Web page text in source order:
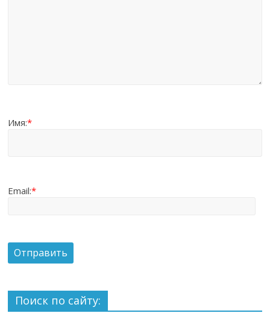
Имя:*
Email:*
Поиск по сайту: